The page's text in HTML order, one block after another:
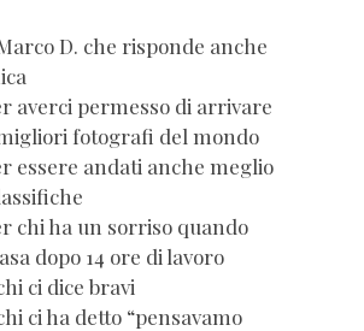
D. che risponde anche
averci permesso di arrivare
fotografi del mondo
essere andati anche meglio
chi ha un sorriso quando
dopo 14 ore di lavoro
ci dice bravi
ci ha detto “pensavamo